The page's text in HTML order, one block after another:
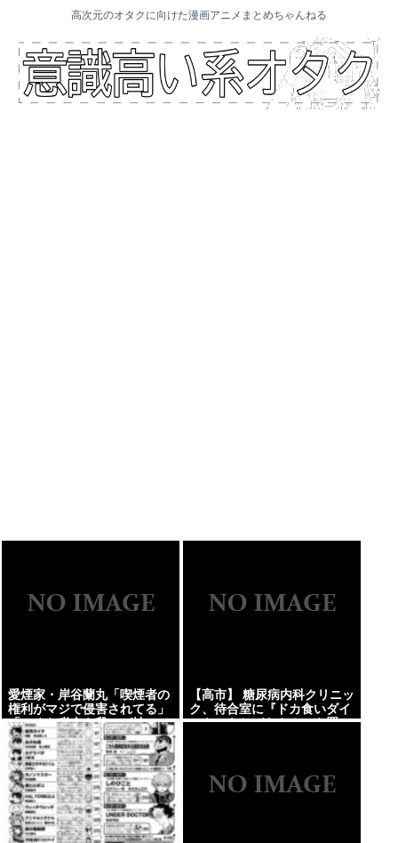
高次元のオタクに向けた漫画アニメまとめちゃんねる
愛煙家・岸谷蘭丸「喫煙者の
権利がマジで侵害されてる」
「いくら税金を我々が払って
るんだと」
【高市】 糖尿病内科クリニッ
ク、待合室に『ドカ食いダイ
スキ！もちづきさん』を置い